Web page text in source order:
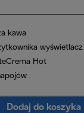
kawa
wyświetlacz
Hot
Dodaj do koszyka